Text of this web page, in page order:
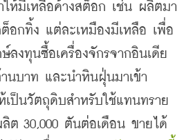
ห้มีเหลือค้างสต็อก เช่น ผลิตมา
ต็อกทิ้ง แต่ละเหมืองมีเหลือ เพื่อ
งทุนซื้อเครื่องจักรจากอินเดีย
านบาท และนำหินฝุ่นมาเข้า
เป็นวัตถุดิบสำหรับใช้แทนทราย
ต 30,000 ตันต่อเดือน ขายได้